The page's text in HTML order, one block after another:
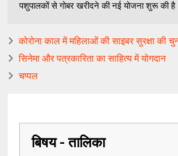
पशुपालकों से गोबर खरीदने की नई योजना शुरू की
कोरोना काल में महिलाओं की साइबर सुरक्षा की
सिनेमा और पत्रकारिता का साहित्य में योगदान
चप्पल
बिषय - तालिका